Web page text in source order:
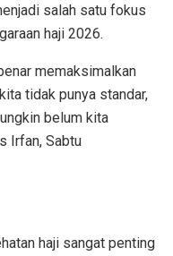
salah satu fokus
haji 2026.
memaksimalkan
tidak punya standar,
belum kita
Irfan, Sabtu
haji sangat penting